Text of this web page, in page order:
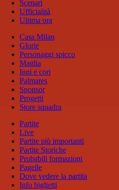
Scenari
Ufficialità
Ultima ora
Casa Milan
Glorie
Personaggi spicco
Maglia
Inni e cori
Palmares
Sponsor
Progetti
Store squadra
Partite
Live
Partite più importanti
Partite Storiche
Probabili formazioni
Pagelle
Dove vedere la partita
Info biglietti